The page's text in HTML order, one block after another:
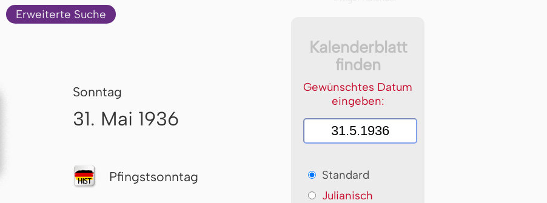
Erweiterte Suche
Sonntag
31. Mai 1936
Pfingst­sonn­tag
Kalenderblatt
finden
Gewünschtes Datum
eingeben:
Standard
Julianisch